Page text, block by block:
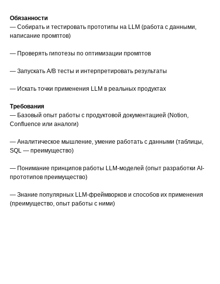
Обязанности
— Собирать и тестировать прототипы на LLM (работа с данными,
написание промптов)
— Проверять гипотезы по оптимизации промптов
— Запускать A/B тесты и интерпретировать результаты
— Искать точки применения LLM в реальных продуктах
Требования
— Базовый опыт работы с продуктовой документацией (Notion,
Confluence или аналоги)
— Аналитическое мышление, умение работать с данными (таблицы,
SQL — преимущество)
— Понимание принципов работы LLM-моделей (опыт разработки AI-
прототипов преимущество)
— Знание популярных LLM-фреймворков и способов их применения
(преимущество, опыт работы с ними)